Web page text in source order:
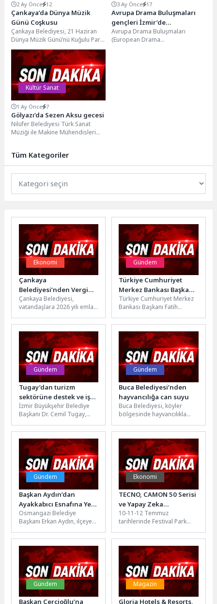
2 Ay Önce 12
Çankaya’da Dünya Müzik
Günü Coşkusu
Çankaya Belediyesi, 21 Haziran
Dünya Müzik Günü’nü Kuğulu Park
ve İsmet İnönü Parkı’nda
düzenlediği konserlerle kutladı....
3 Ay Önce 17
Avrupa Drama Buluşmaları
gençleri İzmir’de
buluşturuyor
Avrupa Drama Buluşmaları
(European Drama
Kültür Sanat
1 Ay Önce 7
Gölyazı’da Sezen Aksu gecesi
Nilüfer Belediyesi Türk Sanat
Müziği ile Makine Mühendisleri
Tüm Kategoriler
Ekonomi
Çankaya
Belediyesi’nden Vergi
Hatırlatması
Çankaya Belediyesi,
vatandaşlara 2026 yılı emlak
birinci taksit ödemelerinin
son gününün...
Gündem
Türkiye Cumhuriyet
Merkez Bankası Başkanı
Karahan Başkan Altay’ı
Ziyaret Etti
Türkiye Cumhuriyet Merkez
Bankası Başkanı Fatih
Belediye Başkanı Uğur
İbrahim Altay’ı ziyaret...
Gündem
Tugay’dan turizm
sektörüne destek ve iş
birliği çağrısı
İzmir Büyükşehir Belediye
Başkanı Dr. Cemil Tugay,
toplantısında su
faturalarında indirim ve
Fuar...
Gündem
Buca Belediyesi’nden
hayvancılığa can suyu
Buca Belediyesi, köyler
bölgesinde hayvancılıkla
saman balyası dağıttı.
Belediye Başkan Vekili
Hüseyin...
Gündem
Başkan Aydın’dan
Ayakkabıcı Esnafına Yeni
Yer Müjdesi
Osmangazi Belediye
Başkanı Erkan Aydın, ilçeye
sunabilmek amacıyla esnaf
ve mahalle ziyaretlerini...
Ekonomi
TECNO, CAMON 50 Serisi
ve Yapay Zeka
Deneyimini
Manifestival’e Taşıyor!
10-11-12 Temmuz
tarihlerinde Festival Park
Manifestival’de yerini almaya
hazırlanan inovatif teknoloji
markası TECNO,...
Gündem
Başkan Çerçioğlu’na
Magazin
Gloria Hotels & Resorts,